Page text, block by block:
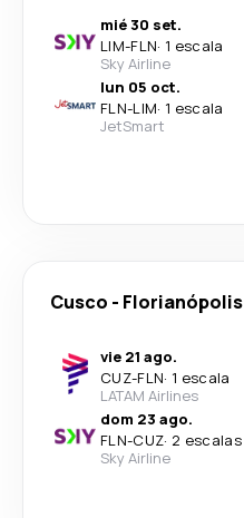
mié 30 set.
LIM-FLN· 1 escala
Sky Airline
lun 05 oct.
FLN-LIM· 1 escala
JetSmart
Cusco - Florianópolis
vie 21 ago.
CUZ-FLN· 1 escala
LATAM Airlines
dom 23 ago.
FLN-CUZ· 2 escalas
Sky Airline